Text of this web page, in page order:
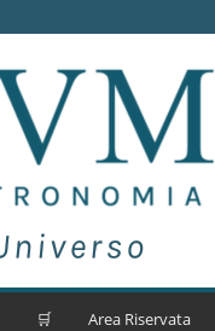
🛒 Area Riservata